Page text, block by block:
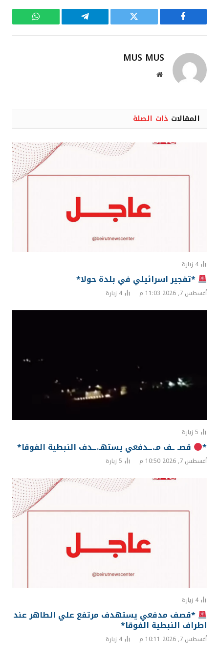
فيسبوك تويتر تيلقرام واتساب
MUS MUS
موقع
المقالات ذات الصلة
4 زيارة
*تفجير اسرائيلي في بلدة حولا*
أغسطس 7, 2026 11:03 م 4 زيارة
5 زيارة
* قصـ ـف مـ.ــدفعي يستهـ.ــدف النبطية الفوقا*
أغسطس 7, 2026 10:50 م 5 زيارة
4 زيارة
*قصف مدفعي يستهدف مرتفع علي الطاهر عند
اطراف النبطية الفوقا*
أغسطس 7, 2026 10:11 م 4 زيارة